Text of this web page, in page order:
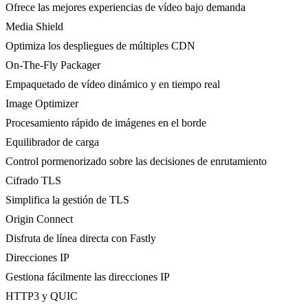
Ofrece las mejores experiencias de vídeo bajo demanda
Media Shield
Optimiza los despliegues de múltiples CDN
On-The-Fly Packager
Empaquetado de vídeo dinámico y en tiempo real
Image Optimizer
Procesamiento rápido de imágenes en el borde
Equilibrador de carga
Control pormenorizado sobre las decisiones de enrutamiento
Cifrado TLS
Simplifica la gestión de TLS
Origin Connect
Disfruta de línea directa con Fastly
Direcciones IP
Gestiona fácilmente las direcciones IP
HTTP3 y QUIC